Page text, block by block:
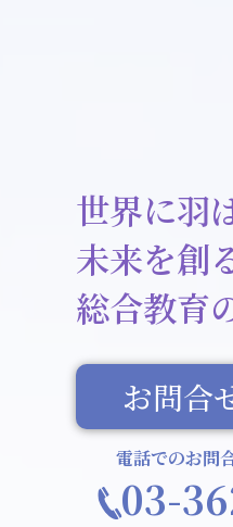
世界に羽
未来を創
総合教育
お問合
電話でのお問
03-